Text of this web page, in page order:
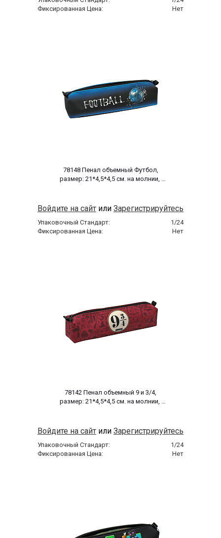
Фиксированная Цена:
Нет
78148 Пенал объемный Футбол,
размер: 21*4,5*4,5 см. на молнии,
Войдите на сайт или Зарегистрируйтесь
Упаковочный Стандарт:
1/24
Фиксированная Цена:
Нет
78142 Пенал объемный 9 и 3/4,
размер: 21*4,5*4,5 см. на молнии,
Войдите на сайт или Зарегистрируйтесь
Упаковочный Стандарт:
1/24
Фиксированная Цена:
Нет